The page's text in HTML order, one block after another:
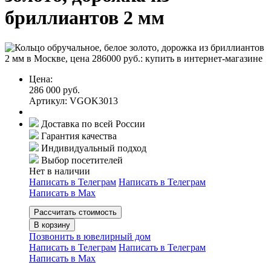
бриллиантов 2 мм
Цена:
286 000 руб.
Артикул: VGOK3013
Доставка по всей России
Гарантия качества
Индивидуальный подход
Выбор посетителей
Нет в наличии
Написать в Телеграм Написать в Телеграм
Написать в Мах
Рассчитать стоимость
В корзину
Позвонить в ювелирный дом
Написать в Телеграм Написать в Телеграм
Написать в Мах